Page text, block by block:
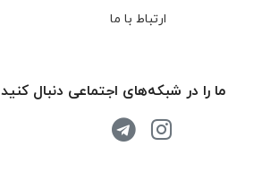
ارتباط با ما
ما را در شبکه‌های اجتماعی دنبال کنید